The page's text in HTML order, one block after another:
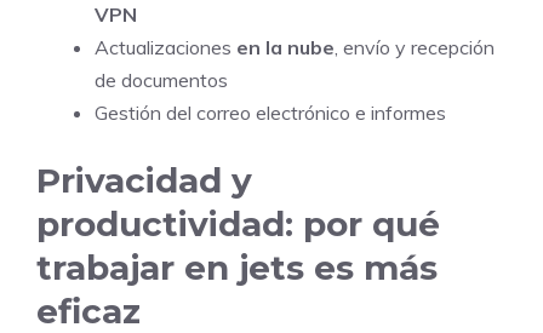
VPN
Actualizaciones en la nube , envío y recepción
de documentos
Gestión del correo electrónico e informes
Privacidad y
productividad: por qué
trabajar en jets es más
eficaz